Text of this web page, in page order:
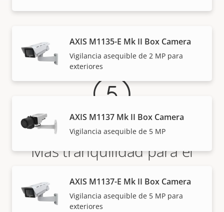
AXIS M1135-E Mk II Box Camera
Vigilancia asequible de 2 MP para
exteriores
AXIS M1137 Mk II Box Camera
Vigilancia asequible de 5 MP
AXIS M1137-E Mk II Box Camera
Vigilancia asequible de 5 MP para
exteriores
Garantía
Más tranquilidad para el
cliente con una garantía de 5
años